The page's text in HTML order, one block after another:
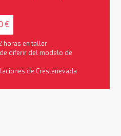
€
horas en taller
diferir del modelo de
de Crestanevada